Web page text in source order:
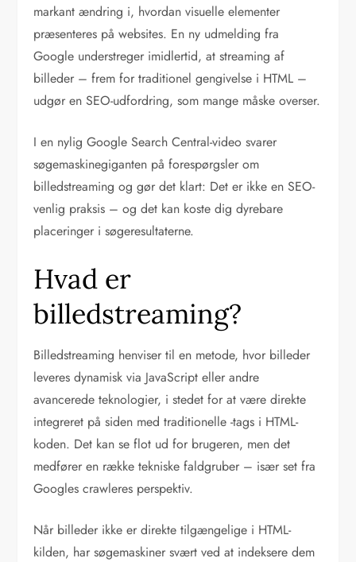
markant ændring i, hvordan visuelle elementer
præsenteres på websites. En ny udmelding fra
Google understreger imidlertid, at streaming af
billeder – frem for traditionel gengivelse i HTML –
udgør en SEO-udfordring, som mange måske overser.
I en nylig Google Search Central-video svarer
søgemaskinegiganten på forespørgsler om
billedstreaming og gør det klart: Det er ikke en SEO-
venlig praksis – og det kan koste dig dyrebare
placeringer i søgeresultaterne.
Hvad er
billedstreaming?
Billedstreaming henviser til en metode, hvor billeder
leveres dynamisk via JavaScript eller andre
avancerede teknologier, i stedet for at være direkte
integreret på siden med traditionelle-tags i HTML-
koden. Det kan se flot ud for brugeren, men det
medfører en række tekniske faldgruber – især set fra
Googles crawleres perspektiv.
Når billeder ikke er direkte tilgængelige i HTML-
kilden, har søgemaskiner svært ved at indeksere dem